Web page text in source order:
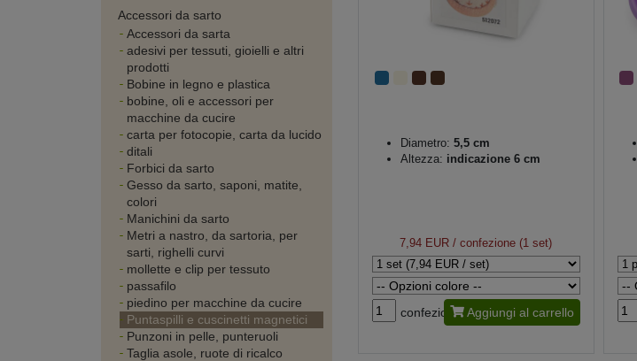
Accessori da sarto
Accessori da sarta
adesivi per tessuti, gioielli e altri
prodotti
Bobine in legno e plastica
bobine, oli e accessori per
macchine da cucire
carta per fotocopie, carta da lucido
ditali
Forbici da sarto
Gesso da sarto, saponi, matite,
colori
Manichini da sarto
Metri a nastro, da sartoria, per
sarti, righelli curvi
mollette e clip per tessuto
passafilo
piedino per macchine da cucire
Puntaspilli e cuscinetti magnetici
Punzoni in pelle, punteruoli
Taglia asole, ruote di ricalco
Diametro: 5,5 cm
Altezza: indicazione 6 cm
7,94 EUR / confezione (1 set)
confezione Aggiungi al carrello